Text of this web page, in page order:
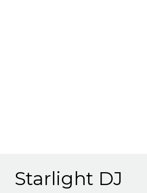
Starlight DJ